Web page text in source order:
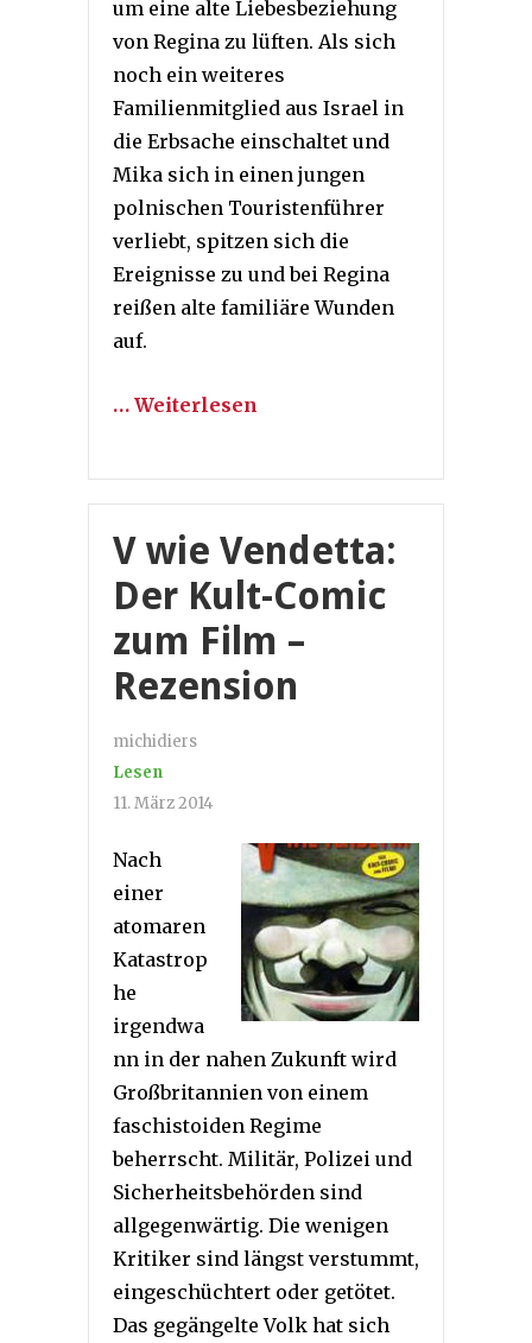
um eine alte Liebesbeziehung
von Regina zu lüften. Als sich
noch ein weiteres
Familienmitglied aus Israel in
die Erbsache einschaltet und
Mika sich in einen jungen
polnischen Touristenführer
verliebt, spitzen sich die
Ereignisse zu und bei Regina
reißen alte familiäre Wunden
auf.
… Weiterlesen
V wie Vendetta:
Der Kult-Comic
zum Film –
Rezension
michidiers
Lesen
11. März 2014
Nach
einer
atomaren
Katastrop
he
irgendwa
nn in der nahen Zukunft wird
Großbritannien von einem
faschistoiden Regime
beherrscht. Militär, Polizei und
Sicherheitsbehörden sind
allgegenwärtig. Die wenigen
Kritiker sind längst verstummt,
eingeschüchtert oder getötet.
Das gegängelte Volk hat sich